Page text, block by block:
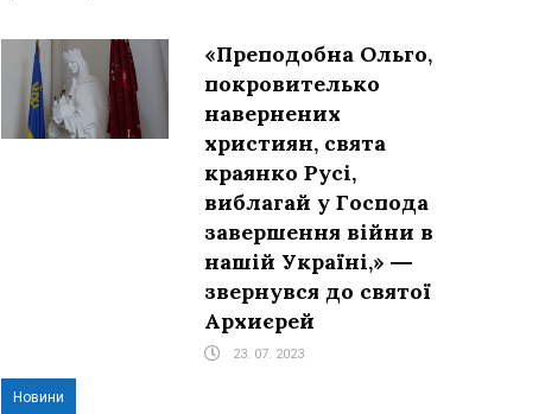
«Преподобна Ольго,
покровителько
навернених
християн, свята
краянко Русі,
виблагай у Господа
завершення війни в
нашій Україні,» ―
звернувся до святої
Архиєрей
23. 07. 2023
Новини